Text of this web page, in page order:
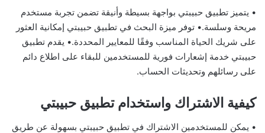
• يتميز تطبيق حبيبتي بواجهة بسيطة وأنيقة تضمن تجربة مستخدم
مريحة وسلسة.• توفر ميزة البحث في تطبيق حبيبتي إمكانية العثور
على شريك الحياة المناسب وفقًا للمعايير المحددة.• يقدم تطبيق
حبيبتي خدمة إشعارات فورية للمستخدمين للبقاء على اطلاع دائم
على رسائلهم وتحديثات الحساب.
كيفية الاشتراك واستخدام تطبيق حبيبتي
• يمكن للمستخدمين الاشتراك في تطبيق حبيبتي بسهولة عن طريق